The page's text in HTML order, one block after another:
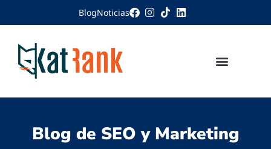
BlogNoticias
Blog de SEO y Marketing